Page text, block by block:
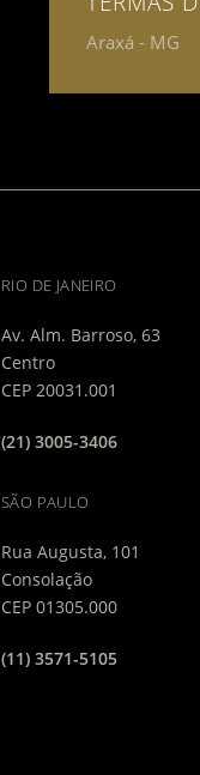
Araxá - MG
RIO DE JANEIRO
Av. Alm. Barroso, 63
Centro
CEP 20031.001
(21) 3005-3406
SÃO PAULO
Rua Augusta, 101
Consolação
CEP 01305.000
(11) 3571-5105